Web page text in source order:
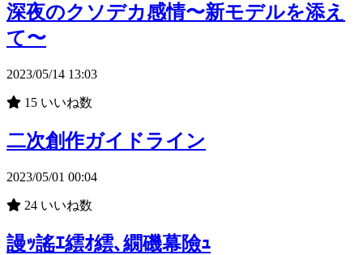
深夜のクソデカ感情〜新モデルを添え
て〜
2023/05/14 13:03
15 いいね数
二次創作ガイドライン
2023/05/01 00:04
24 いいね数
謾ｯ謠ｴ繧ｵ繧､繝磯幕險ｭ